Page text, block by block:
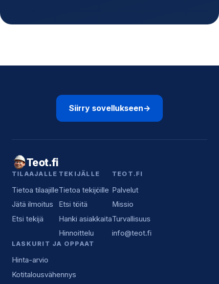
Siirry sovellukseen→
Teot.fi
TILAAJALLE
Tietoa tilaajille
Jätä ilmoitus
Etsi tekijä
TEKIJÄLLE
Tietoa tekijöille
Etsi töitä
Hanki asiakkaita
Hinnoittelu
TEOT.FI
Palvelut
Missio
Turvallisuus
info@teot.fi
LASKURIT JA OPPAAT
Hinta-arvio
Kotitalousvähennys